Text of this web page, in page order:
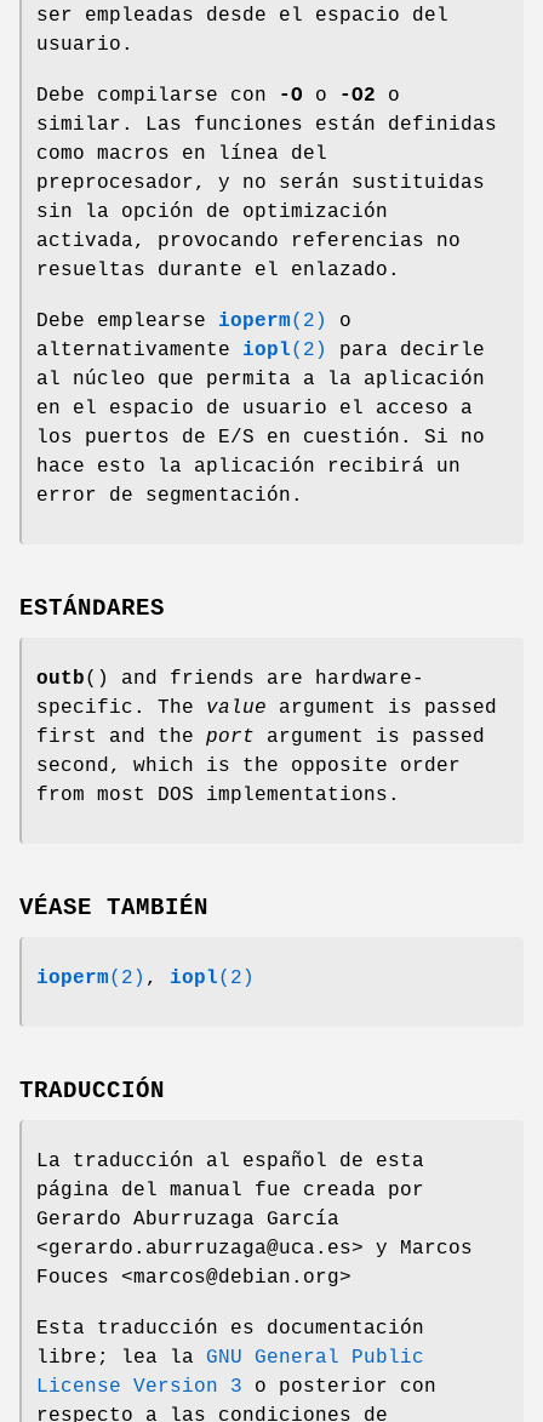
ser empleadas desde el espacio del
usuario.
Debe compilarse con -O o -O2 o
similar. Las funciones están definidas
como macros en línea del
preprocesador, y no serán sustituidas
sin la opción de optimización
activada, provocando referencias no
resueltas durante el enlazado.
Debe emplearse ioperm(2)
o
alternativamente iopl(2)
para decirle
al núcleo que permita a la aplicación
en el espacio de usuario el acceso a
los puertos de E/S en cuestión. Si no
hace esto la aplicación recibirá un
error de segmentación.
ESTÁNDARES
outb() and friends are hardware-
specific. The value argument is passed
first and the port argument is passed
second, which is the opposite order
from most DOS implementations.
VÉASE TAMBIÉN
ioperm(2) , iopl(2)
TRADUCCIÓN
La traducción al español de esta
página del manual fue creada por
Gerardo Aburruzaga García
<gerardo.aburruzaga@uca.es> y Marcos
Fouces <marcos@debian.org>
Esta traducción es documentación
libre; lea la GNU General Public
License Version 3 o posterior con
respecto a las condiciones de